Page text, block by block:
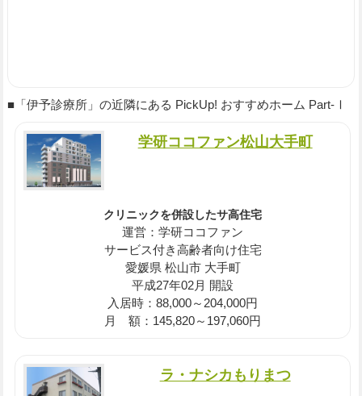
■「伊予診療所」の近隣にある PickUp! おすすめホーム Part-Ⅰ
学研ココファン松山大手町
クリニックを併設したサ高住宅
運営：学研ココファン
サービス付き高齢者向け住宅
愛媛県 松山市 大手町
平成27年02月 開設
入居時：88,000～204,000円
月 額：145,820～197,060円
ラ・ナシカもりまつ